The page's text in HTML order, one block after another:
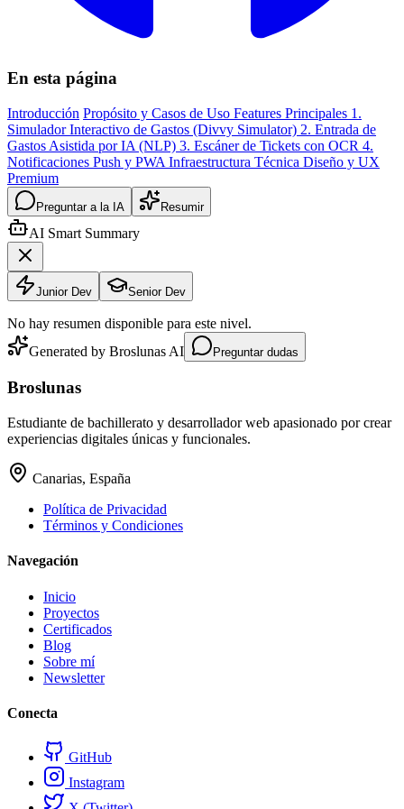
En esta página
Introducción Propósito y Casos de Uso Features Principales 1.
Simulador Interactivo de Gastos (Divvy Simulator) 2. Entrada de
Gastos Asistida por IA (NLP) 3. Escáner de Tickets con OCR 4.
Notificaciones Push y PWA Infraestructura Técnica Diseño y UX
Premium
Preguntar a la IA Resumir
AI Smart Summary
Junior Dev Senior Dev
No hay resumen disponible para este nivel.
Generated by Broslunas AI
Preguntar dudas
Broslunas
Estudiante de bachillerato y desarrollador web apasionado por crear
experiencias digitales únicas y funcionales.
Canarias, España
Política de Privacidad
Términos y Condiciones
Navegación
Inicio
Proyectos
Certificados
Blog
Sobre mí
Newsletter
Conecta
GitHub
Instagram